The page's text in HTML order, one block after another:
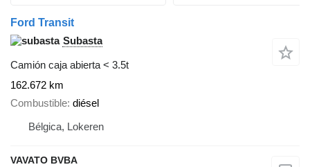
Ford Transit
Subasta
Camión caja abierta < 3.5t
162.672 km
Combustible diésel
Bélgica, Lokeren
VAVATO BVBA